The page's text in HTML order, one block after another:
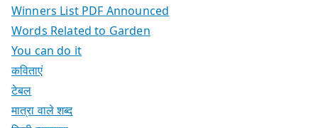
Winners List PDF Announced
Words Related to Garden
You can do it
कविताएं
टेबल
मात्रा वाले शब्द